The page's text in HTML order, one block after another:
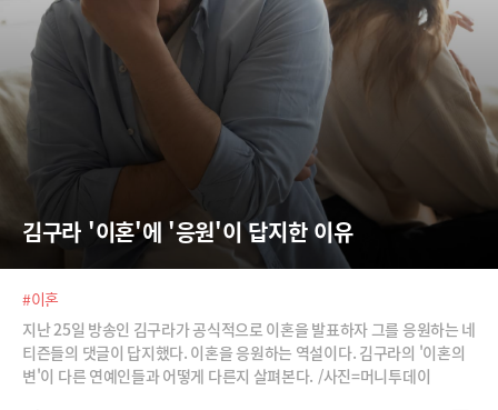
김구라 '이혼'에 '응원'이 답지한 이유
#이혼
지난 25일 방송인 김구라가 공식적으로 이혼을 발표하자 그를 응원하는 네
티즌들의 댓글이 답지했다. 이혼을 응원하는 역설이다. 김구라의 '이혼의
변'이 다른 연예인들과 어떻게 다른지 살펴본다. /사진=머니투데이